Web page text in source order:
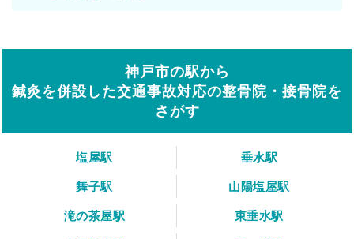
神戸市の駅から
鍼灸を併設した交通事故対応の整骨院・接骨院を
さがす
塩屋駅
垂水駅
舞子駅
山陽塩屋駅
滝の茶屋駅
東垂水駅